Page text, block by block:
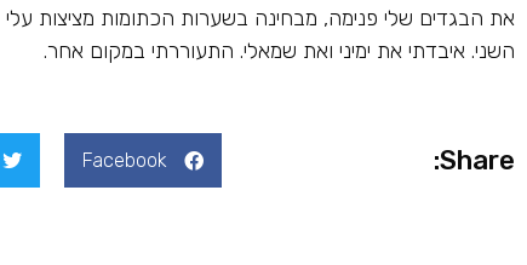
את הבגדים שלי פנימה, מבחינה בשערות הכתומות מציצות
השני. איבדתי את ימיני ואת שמאלי. התעוררתי במקום אחר.
Share:
Facebook